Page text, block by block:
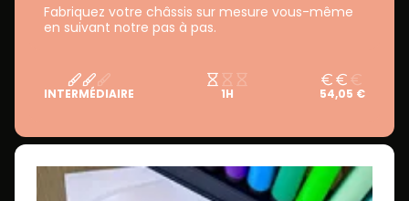
Fabriquez votre châssis sur mesure vous-même
en suivant notre pas à pas.
INTERMÉDIAIRE 1H 54,05 €